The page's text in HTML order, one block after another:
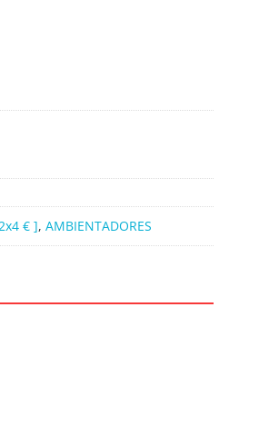
€ ], AMBIENTADORES